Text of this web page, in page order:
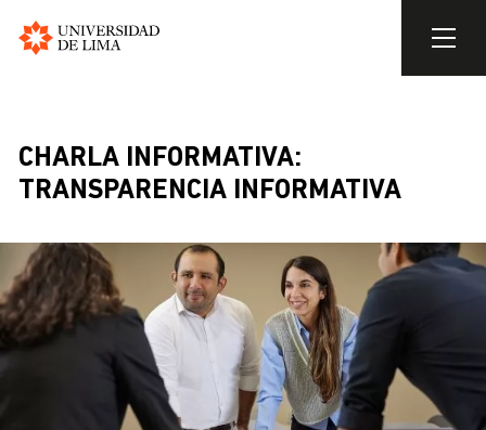
contenido
principal
CHARLA INFORMATIVA:
TRANSPARENCIA INFORMATIVA